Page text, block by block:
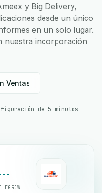
y Big Delivery,
desde un único
en un solo lugar.
nuestra incorporación
Ventas
de 5 minutos